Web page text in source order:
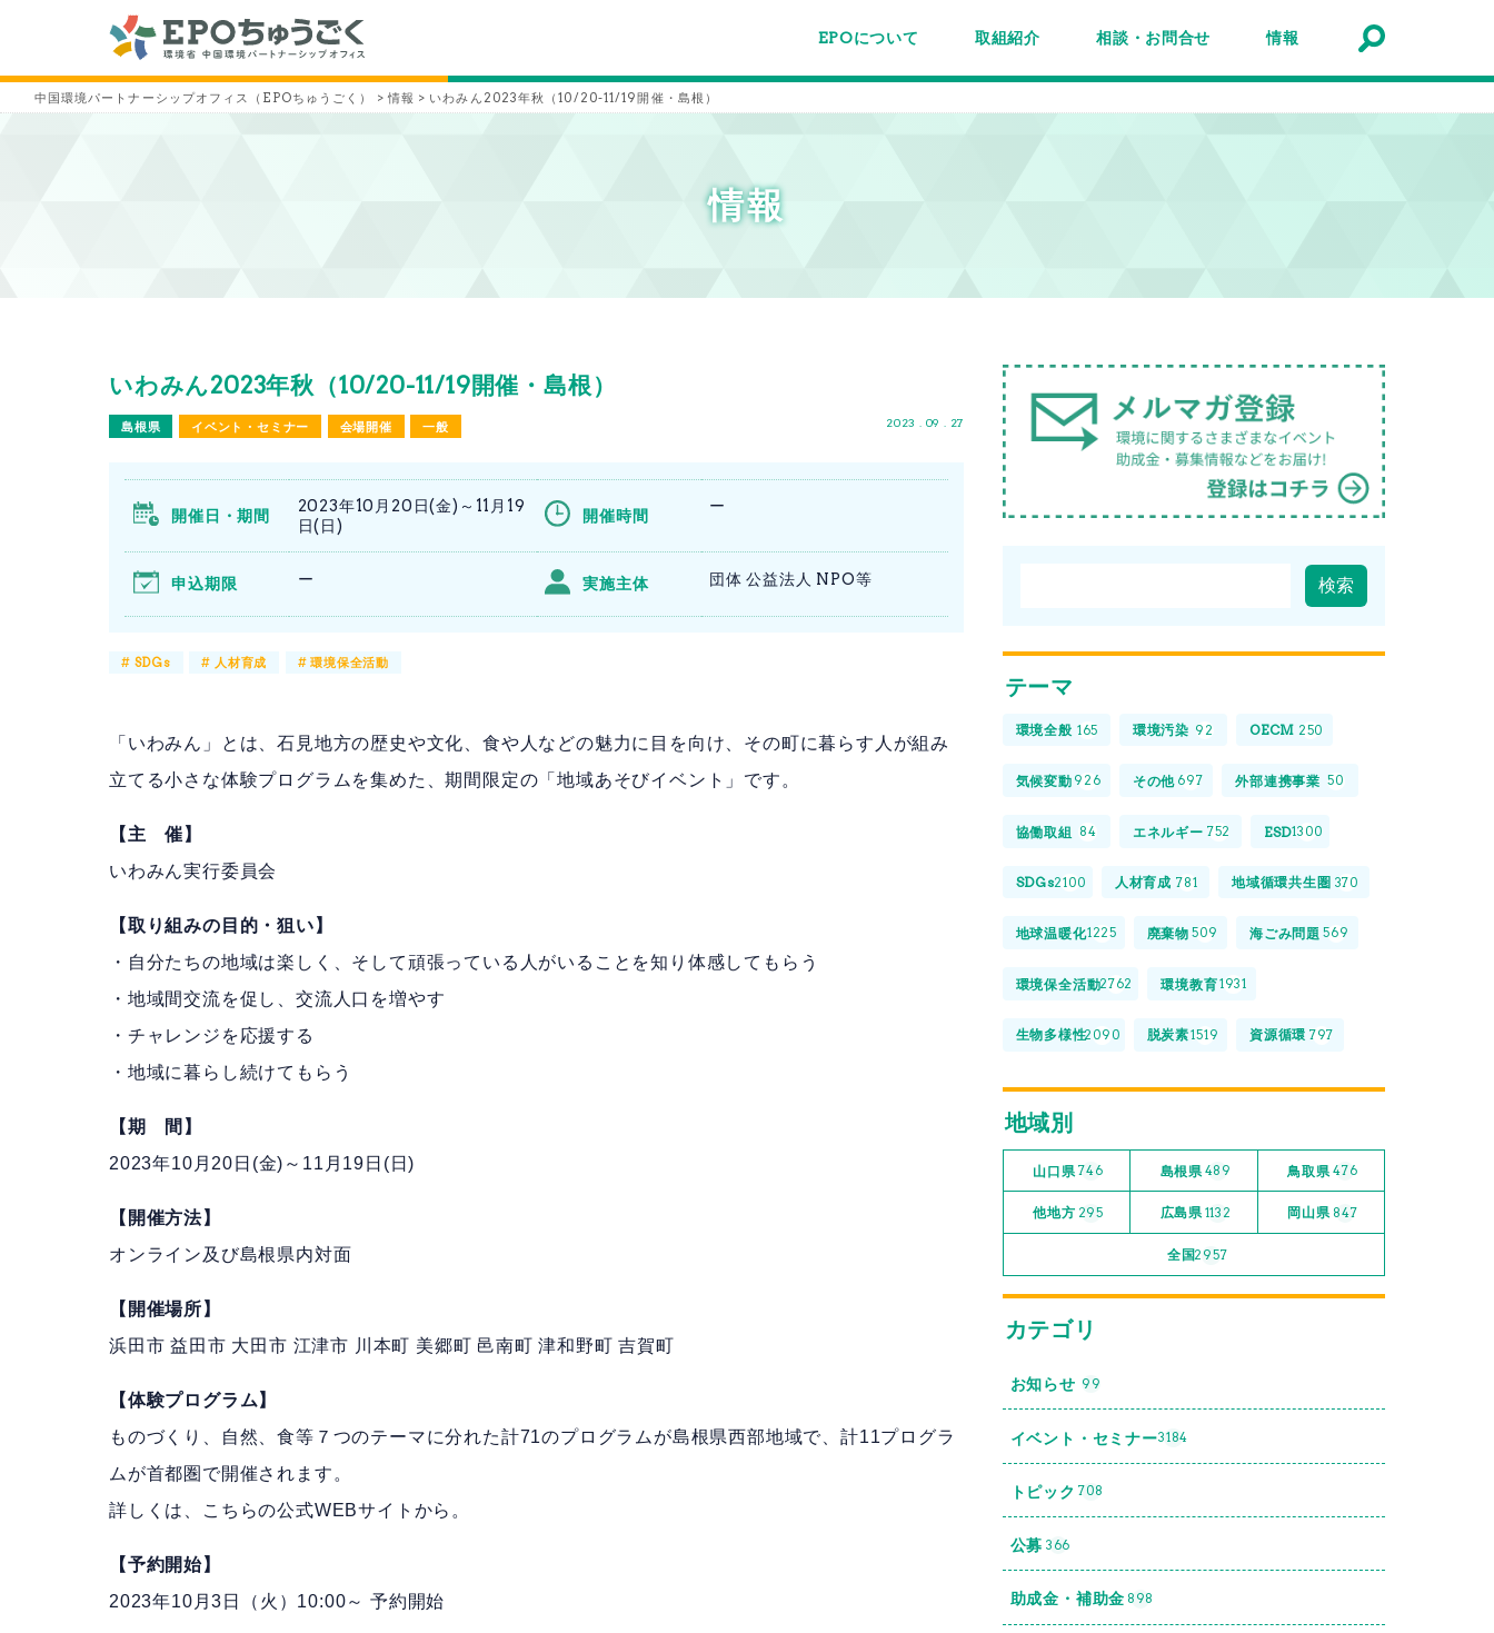
EPOについて 取組紹介 相談・お問合せ 情報
中国環境パートナーシップオフィス（EPOちゅうごく） >情報 > いわみん2023年秋（10/20-11/19開催・島根）
情報
いわみん2023年秋（10/20-11/19開催・島根）
島根県 イベント・セミナー 会場開催 一般 2023 . 09 . 27
開催日・期間
2023年10月20日(金)～11月19
日(日)
開催時間 ー
申込期限 ー 実施主体 団体 公益法人 NPO等
# SDGs # 人材育成 #環境保全活動
「いわみん」とは、石見地方の歴史や文化、食や人などの魅力に目を向け、その町に暮らす人が組み
立てる小さな体験プログラムを集めた、期間限定の「地域あそびイベント」です。
【主 催】
いわみん実行委員会
【取り組みの目的・狙い】
・自分たちの地域は楽しく、そして頑張っている人がいることを知り体感してもらう
・地域間交流を促し、交流人口を増やす
・チャレンジを応援する
・地域に暮らし続けてもらう
【期 間】
2023年10月20日(金)～11月19日(日)
【開催方法】
オンライン及び島根県内対面
【開催場所】
浜田市 益田市 大田市 江津市 川本町 美郷町 邑南町 津和野町 吉賀町
【体験プログラム】
ものづくり、自然、食等７つのテーマに分れた計71のプログラムが島根県西部地域で、計11プログラ
ムが首都圏で開催されます。
詳しくは、こちらの公式WEBサイトから。
【予約開始】
2023年10月3日（火）10:00～ 予約開始
テーマ
環境全般 165 環境汚染 92 OECM 250
気候変動 926 その他 697 外部連携事業 50
協働取組 84 エネルギー 752 ESD1300
SDGs2100 人材育成 781 地域循環共生圏 370
地球温暖化1225 廃棄物 509 海ごみ問題 569
環境保全活動2762 環境教育1931
生物多様性2090 脱炭素1519 資源循環 797
地域別
山口県 746 島根県 489 鳥取県 476
他地方 295 広島県1132 岡山県 847
全国2957
カテゴリ
お知らせ 99
イベント・セミナー3184
トピック 708
公募 366
助成金・補助金 898